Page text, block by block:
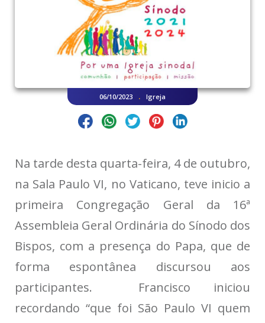
06/10/2023 . Igreja
Na tarde desta quarta-feira, 4 de outubro,
na Sala Paulo VI, no Vaticano, teve inicio a
primeira Congregação Geral da 16ª
Assembleia Geral Ordinária do Sínodo dos
Bispos, com a presença do Papa, que de
forma espontânea discursou aos
participantes. Francisco iniciou
recordando “que foi São Paulo VI quem